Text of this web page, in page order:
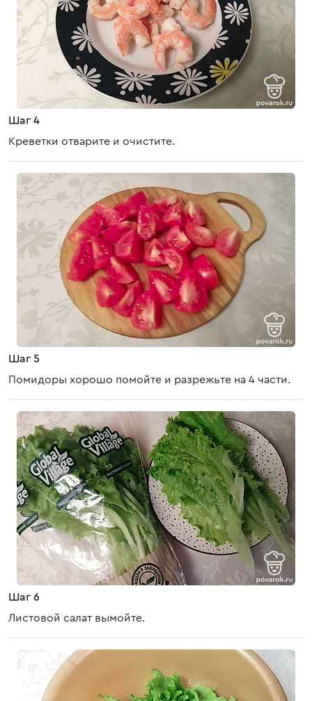
Шаг 4
Креветки отварите и очистите.
Шаг 5
Помидоры хорошо помойте и разрежьте на 4 части.
Шаг 6
Листовой салат вымойте.